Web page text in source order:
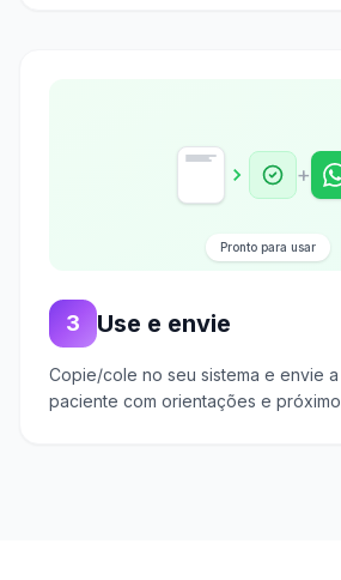
+
Pronto para usar
3 Use e envie
Copie/cole no seu sistema e envie
paciente com orientações e